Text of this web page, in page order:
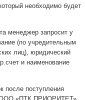
необходимо будет
менеджер запросит у
(по учредительным
лиц), юридический
и наименование
после поступления
ООО «ПТК ПРИОРИТЕТ».